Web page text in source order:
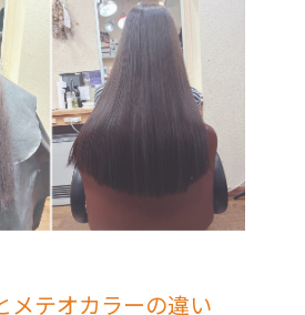
メテオカラーの違い